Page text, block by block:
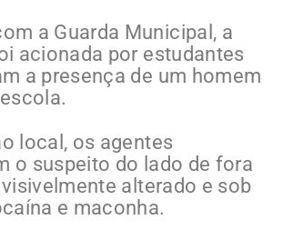
a Guarda Municipal, a
acionada por estudantes
a presença de um homem
local, os agentes
o suspeito do lado de fora
alterado e sob
e maconha.